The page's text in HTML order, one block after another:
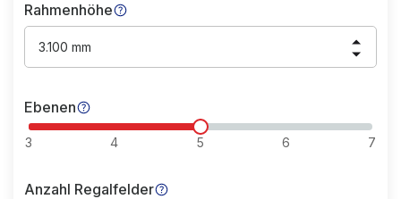
Rahmenhöhe
3.100 mm
Ebenen
3 4 5 6 7
Anzahl Regalfelder